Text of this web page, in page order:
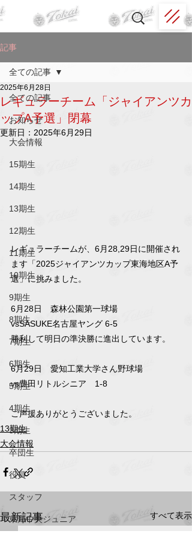
記事
全ての記事
お知らせ
大会情報
15期生
14期生
13期生
12期生
11期生
10期生
9期生
8期生
7期生
6期生
5期生
4期生
3期生
卒団生
役員
スタッフ
東海中央ジュニア
全ての記事
レギュラーチーム「ジャイアンツカ
ップA予選」閉幕
2025年6月28日
更新日： 2025年6月29日
レギュラーチームが、6月28,29日に開催され
ます「2025ジャイアンツカップ東海地区A予
選」に挑みました。
6月28日　森林公園第一球場
vsSASUKE名古屋ヤング 6-5
勝利して明日の準決勝に進出しています。
6月29日　愛知工業大学さん野球場
vs豊田リトルシニア　1-8
ご声援ありがとうございました。
13期生
大会情報
最新記事 すべて表示